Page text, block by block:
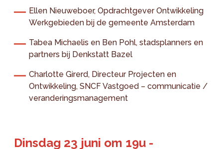
Ellen Nieuweboer, Opdrachtgever Ontwikkeling
Werkgebieden bij de gemeente Amsterdam
Tabea Michaelis en Ben Pohl, stadsplanners en
partners bij Denkstatt Bazel
Charlotte Girerd, Directeur Projecten en
Ontwikkeling, SNCF Vastgoed – communicatie /
veranderingsmanagement
Dinsdag 23 juni om 19u -